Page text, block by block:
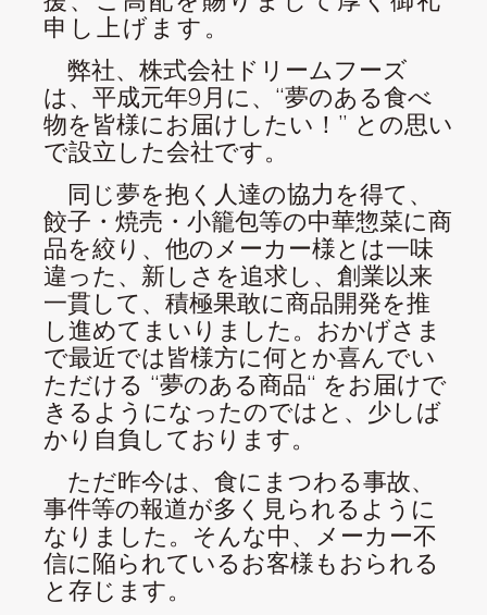
申し上げます。
弊社、株式会社ドリームフーズ
は、平成元年9月に、“夢のある食べ
物を皆様にお届けしたい！” との思い
で設立した会社です。
同じ夢を抱く人達の協力を得て、
餃子・焼売・小籠包等の中華惣菜に商
品を絞り、他のメーカー様とは一味
違った、新しさを追求し、創業以来
一貫して、積極果敢に商品開発を推
し進めてまいりました。おかげさま
で最近では皆様方に何とか喜んでい
ただける “夢のある商品“ をお届けで
きるようになったのではと、少しば
かり自負しております。
ただ昨今は、食にまつわる事故、
事件等の報道が多く見られるように
なりました。そんな中、メーカー不
信に陥られているお客様もおられる
と存じます。